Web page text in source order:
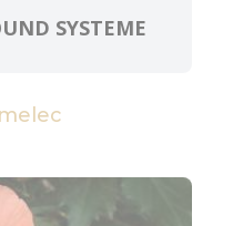
SYSTEME